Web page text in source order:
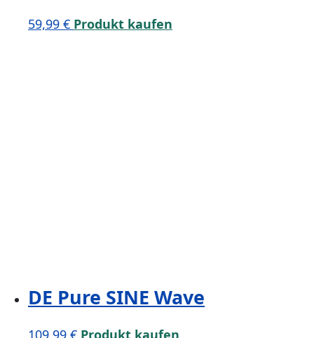
59,99 € Produkt kaufen
DE Pure SINE Wave
109,99 € Produkt kaufen